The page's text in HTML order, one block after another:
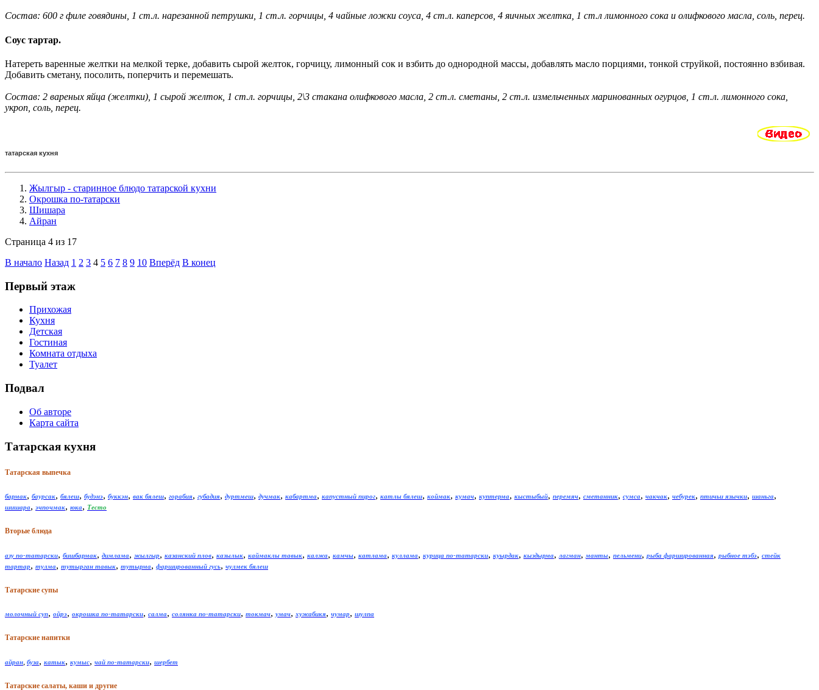
Состав: 600 г филе говядины, 1 ст.л. нарезанной петрушки, 1 ст.л. горчицы, 4 чайные ложки соуса, 4 ст.л. каперсов, 4 яичных желтка, 1 ст.л лимонного сока и олифкового масла, соль, перец.
Соус тартар.
Натереть варенные желтки на мелкой терке, добавить сырой желток, горчицу, лимонный сок и взбить до однородной массы, добавлять масло порциями, тонкой струйкой, постоянно взбивая.
Добавить сметану, посолить, поперчить и перемешать.
Состав: 2 вареных яйца (желтки), 1 сырой желток, 1 ст.л. горчицы, 2\3 стакана олифкового масла, 2 ст.л. сметаны, 2 ст.л. измельченных маринованных огурцов, 1 ст.л. лимонного сока,
укроп, соль, перец.
татарская кухня
Жылгыр - старинное блюдо татарской кухни
Окрошка по-татарски
Шишара
Айран
Страница 4 из 17
В начало Назад 1 2 3 4 5 6 7 8 9 10 Вперёд В конец
Первый этаж
Прихожая
Кухня
Детская
Гостиная
Комната отдыха
Туалет
Подвал
Об авторе
Карта сайта
Татарская кухня
Татарская выпечка
бармак, баурсак, бялеш, будэнэ, буккэн, вак бялеш, горабия, губадия, дуртмеш, дучмак, кабартма, капустный пирог, катлы бялеш, коймак, кумач, куптерма, кыстыбый, перемяч, сметанник, сумса, чакчак, чебурек, птичьи язычки, шаньга,
шишара, эчпочмак, юка, Тесто
Вторые блюда
азу по-татарски, бишбармак, димлама, жылгыр, казанский плов, казылык, каймаклы тавык, калжа, камчы, катлама, куллама, курица по-татарски, куырдак, кыздырма, лагман, манты, пельмени, рыба фаршированная, рыбное тэбэ, стейк
тартар, тулма, тутырган тавык, тутырма, фаршированный гусь, чулмек бялеш
Татарские супы
молочный суп, ойрэ, окрошка по-татарски, салма, солянка по-татарски, токмач, умач, хужабикя, чумар, шулпа
Татарские напитки
айран буза, катык, кумыс, чай по-татарски, шербет
Татарские салаты, каши и другие